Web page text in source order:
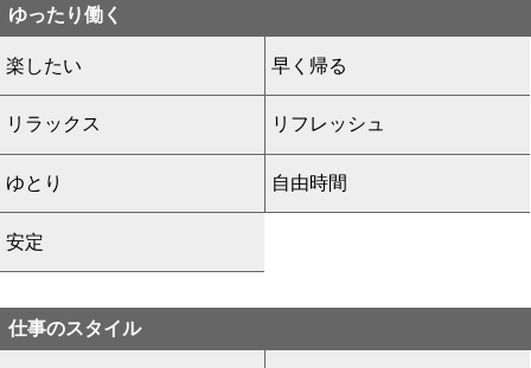
ゆったり働く
楽したい 早く帰る
リラックス リフレッシュ
ゆとり 自由時間
安定
仕事のスタイル